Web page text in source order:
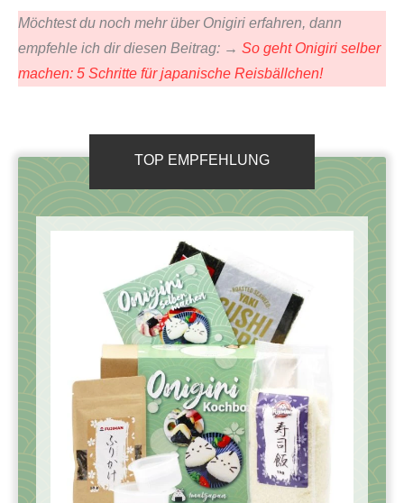
Möchtest du noch mehr über Onigiri erfahren, dann
empfehle ich dir diesen Beitrag: → So geht Onigiri selber
machen: 5 Schritte für japanische Reisbällchen!
TOP EMPFEHLUNG